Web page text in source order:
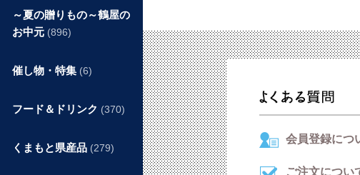
～夏の贈りもの～鶴屋の
お中元 (896)
催し物・特集 (6)
フード＆ドリンク (370)
くまもと県産品 (279)
会員登録につ
ご注文につい